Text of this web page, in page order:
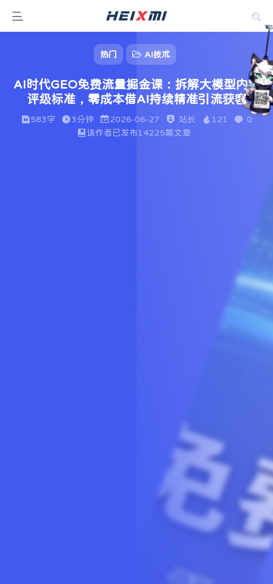
热门 AI技术
AI时代GEO免费流量掘金课：拆解大模型内容
评级标准，零成本借AI持续精准引流获客
583字 3分钟 2026-06-27 站长 121
0
该作者已发布14225篇文章